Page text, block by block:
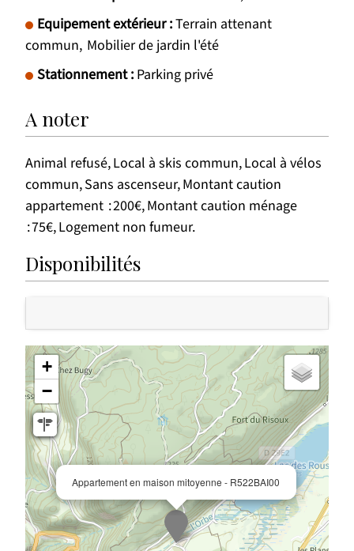
Equipement extérieur:Terrain attenant
commun Mobilier de jardin l'été
Stationnement: Parking privé
A noter
Animal refusé Local à skis commun Local à vélos
commun Sans ascenseur Montant caution
appartement 200€ Montant caution ménage
75€ Logement non fumeur
Disponibilités
Appartement en maison mitoyenne - R522BAI00
+
−